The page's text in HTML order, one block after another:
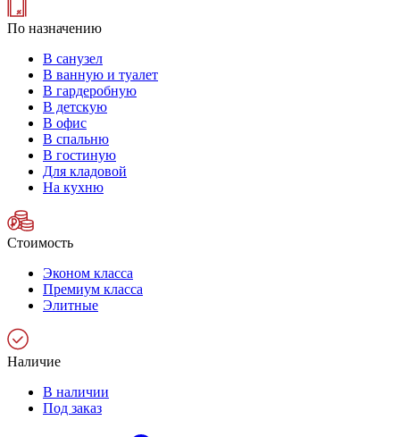
По назначению
В санузел
В ванную и туалет
В гардеробную
В детскую
В офис
В спальню
В гостиную
Для кладовой
На кухню
Стоимость
Эконом класса
Премиум класса
Элитные
Наличие
В наличии
Под заказ